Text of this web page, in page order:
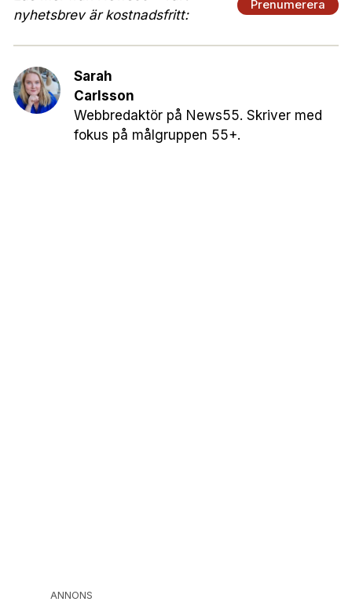
nyhetsbrev är kostnadsfritt:
Prenumerera
Sarah
Carlsson
Webbredaktör på News55. Skriver med
fokus på målgruppen 55+.
ANNONS